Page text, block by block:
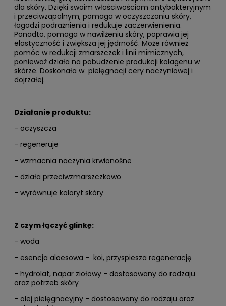
dla skóry. Dzięki swoim właściwościom antybakteryjnym
i przeciwzapalnym, pomaga w oczyszczaniu skóry,
łagodzi podrażnienia i redukuje zaczerwienienia.
Ponadto, pomaga w nawilżeniu skóry, poprawia jej
elastyczność i zwiększa jej jędrność. Może również
pomóc w redukcji zmarszczek i linii mimicznych,
ponieważ działa na pobudzenie produkcji kolagenu w
skórze. Doskonała w pielęgnacji cery naczyniowej i
dojrzałej.
Działanie produktu:
- oczyszcza
- regeneruje
- wzmacnia naczynia krwionośne
- działa przeciwzmarszczkowo
- wyrównuje koloryt skóry
Z czym łączyć glinkę:
- woda
- esencja aloesowa - koi, przyspiesza regenerację
- hydrolat, napar ziołowy - dostosowany do rodzaju
oraz potrzeb skóry
- olej pielęgnacyjny - dostosowany do rodzaju oraz